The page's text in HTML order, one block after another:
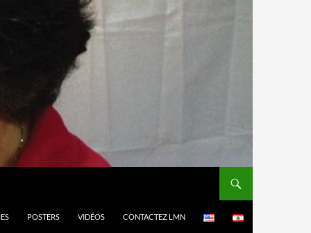
POSTERS VIDÉOS CONTACTEZ LMN